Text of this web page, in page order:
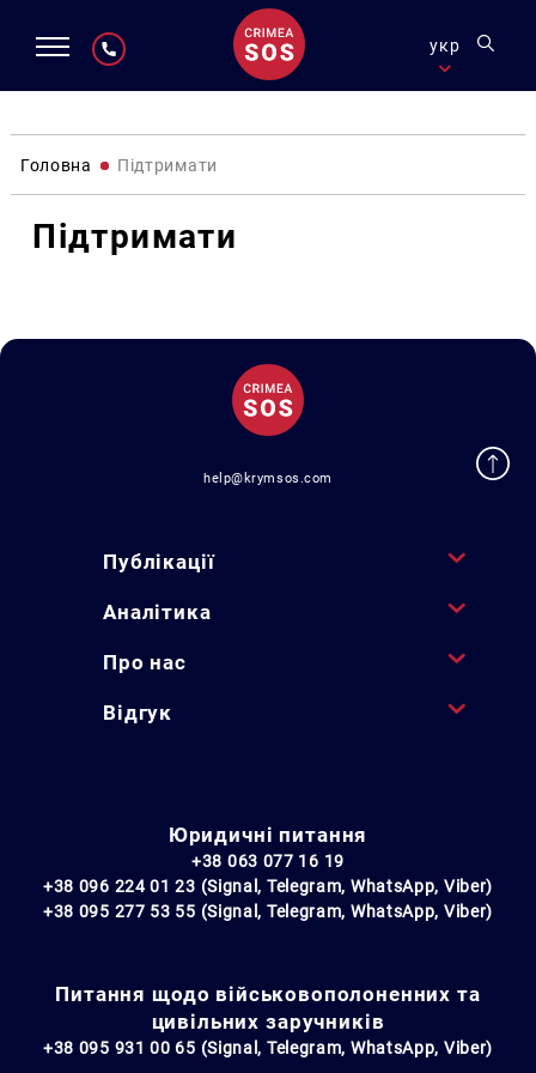
укр
Головна Підтримати
Підтримати
help@krymsos.com
Публікації
Аналітика
Про нас
Відгук
Юридичні питання
+38 063 077 16 19
+38 096 224 01 23 (Signal, Telegram, WhatsApp, Viber)
+38 095 277 53 55 (Signal, Telegram, WhatsApp, Viber)
Питання щодо військовополоненних та
цивільних заручників
+38 095 931 00 65 (Signal, Telegram, WhatsApp, Viber)